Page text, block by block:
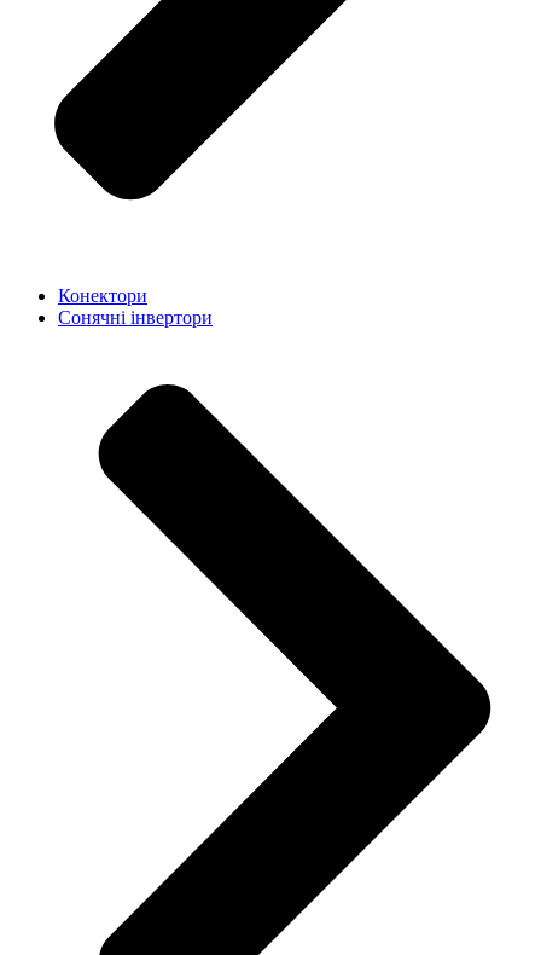
Конектори
Сонячні інвертори